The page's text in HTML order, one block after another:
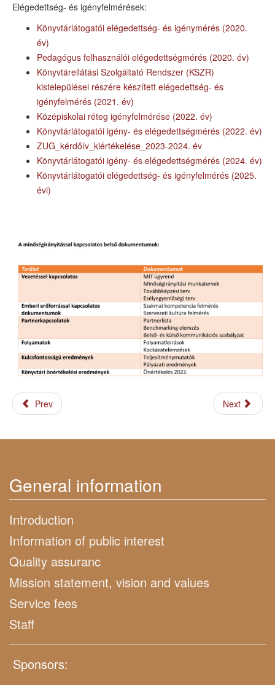
Elégedettség- és igényfelmérések:
Könyvtárlátogatói elégedettség- és igénymérés (2020.
év)
Pedagógus felhasználói elégedettségmérés (2020. év)
Könyvtárellátási Szolgáltató Rendszer (KSZR)
kistelepülései részére készített elégedettség- és
igényfelmérés (2021. év)
Középiskolai réteg igényfelmérése (2022. év)
Könyvtárlátogatói igény- és elégedettségmérés (2022. év)
ZUG_kérdőív_kiértékelése_2023-2024. év
Könyvtárlátogatói igény- és elégedettségmérés (2024. év)
Könyvtárlátogatói elégedettség- és igényfelmérés (2025.
évi)
Prev Next
General information
Introduction
Information of public interest
Quality assuranc
Mission statement, vision and values
Service fees
Staff
Sponsors: